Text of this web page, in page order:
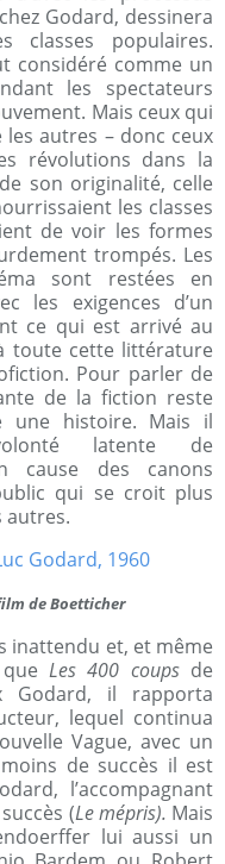
Godard, dessinera
classes populaires.
considéré comme un
les spectateurs
Mais ceux qui
autres – donc ceux
révolutions dans la
son originalité, celle
les classes
de voir les formes
trompés. Les
sont restées en
les exigences d’un
ce qui est arrivé au
toute cette littérature
Pour parler de
de la fiction reste
une histoire. Mais il
latente de
cause des canons
qui se croit plus
autres.
de Boetticher
inattendu et, et même
queLes 400 coups de
Godard, il rapporta
lequel continua
Vague, avec un
de succès il est
l’accompagnant
(Le mépris). Mais
lui aussi un